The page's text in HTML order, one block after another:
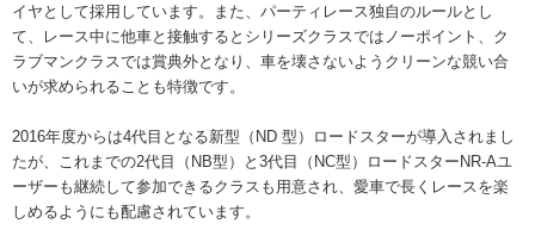
イヤとして採用しています。また、パーティレース独自のルールとし
て、レース中に他車と接触するとシリーズクラスではノーポイント、ク
ラブマンクラスでは賞典外となり、車を壊さないようクリーンな競い合
いが求められることも特徴です。
2016年度からは4代目となる新型（ND 型）ロードスターが導入されまし
たが、これまでの2代目（NB型）と3代目（NC型）ロードスターNR-Aユ
ーザーも継続して参加できるクラスも用意され、愛車で長くレースを楽
しめるようにも配慮されています。